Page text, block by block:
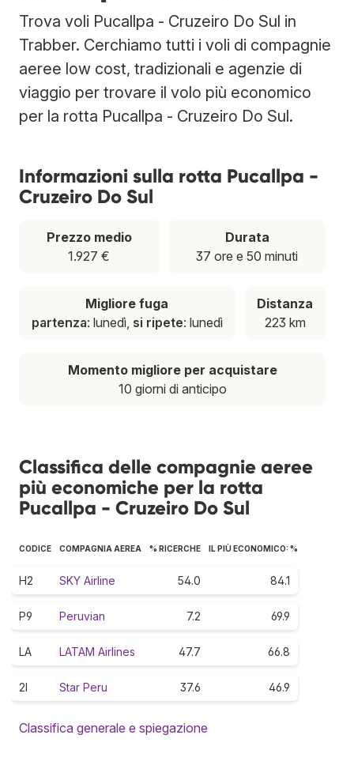
Trova voli Pucallpa - Cruzeiro Do Sul in
Trabber. Cerchiamo tutti i voli di compagnie
aeree low cost, tradizionali e agenzie di
viaggio per trovare il volo più economico
per la rotta Pucallpa - Cruzeiro Do Sul.
Informazioni sulla rotta Pucallpa -
Cruzeiro Do Sul
Prezzo medio
1.927 €
Durata
37 ore e 50 minuti
Migliore fuga
partenza: lunedì, si ripete: lunedì
Distanza
223 km
Momento migliore per acquistare
10 giorni di anticipo
Classifica delle compagnie aeree
più economiche per la rotta
Pucallpa - Cruzeiro Do Sul
CODICE COMPAGNIA AEREA % RICERCHE IL PIÙ ECONOMICO: %
H2 SKY Airline 54.0 84.1
P9 Peruvian 7.2 69.9
LA LATAM Airlines 47.7 66.8
2I Star Peru 37.6 46.9
Classifica generale e spiegazione